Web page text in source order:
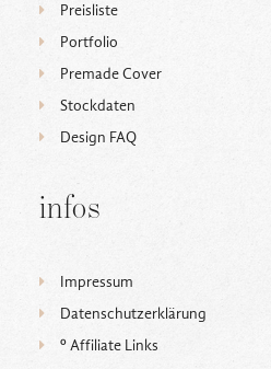
Preisliste
Portfolio
Premade Cover
Stockdaten
Design FAQ
infos
Impressum
Datenschutzerklärung
ᵒ Affiliate Links